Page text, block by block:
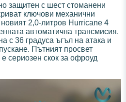
защитен с шест стоманени
ключови механични
2,0-литров Hurricane 4
автоматична трансмисия.
с 36 градуса ъгъл на атака и
Пътният просвет
е сериозен скок за офроуд